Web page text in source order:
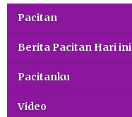
Pacitan
Berita Pacitan Hari ini
Pacitanku
Video